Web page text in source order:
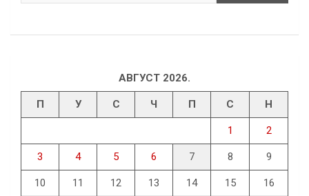
АВГУСТ 2026.
П У С Ч П С Н
1 2
3 4 5 6 7 8 9
10 11 12 13 14 15 16